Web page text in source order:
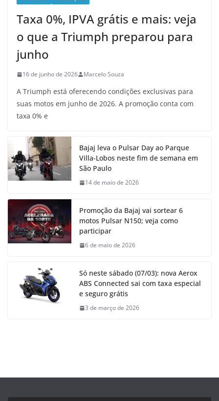
Taxa 0%, IPVA grátis e mais: veja
o que a Triumph preparou para
junho
16 de junho de 2026 Marcelo Souza
A Triumph está oferecendo condições exclusivas para
suas motos em junho de 2026. A promoção conta com
taxa 0% e
Bajaj leva o Pulsar Day ao Parque
Villa-Lobos neste fim de semana em
São Paulo
14 de maio de 2026
Promoção da Bajaj vai sortear 6
motos Pulsar N150; veja como
participar
6 de maio de 2026
Só neste sábado (07/03): nova Aerox
ABS Connected sai com taxa especial
e seguro grátis
3 de março de 2026